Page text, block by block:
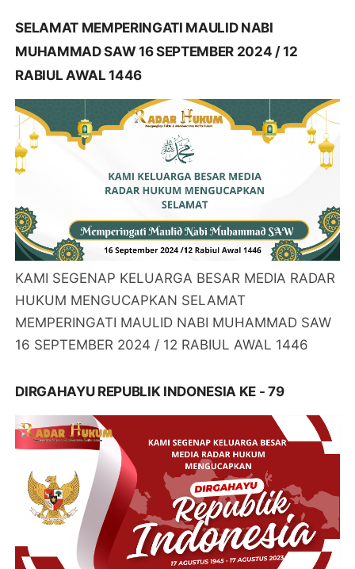
SELAMAT MEMPERINGATI MAULID NABI
MUHAMMAD SAW 16 SEPTEMBER 2024 / 12
RABIUL AWAL 1446
KAMI SEGENAP KELUARGA BESAR MEDIA RADAR
HUKUM MENGUCAPKAN SELAMAT
MEMPERINGATI MAULID NABI MUHAMMAD SAW
16 SEPTEMBER 2024 / 12 RABIUL AWAL 1446
DIRGAHAYU REPUBLIK INDONESIA KE - 79